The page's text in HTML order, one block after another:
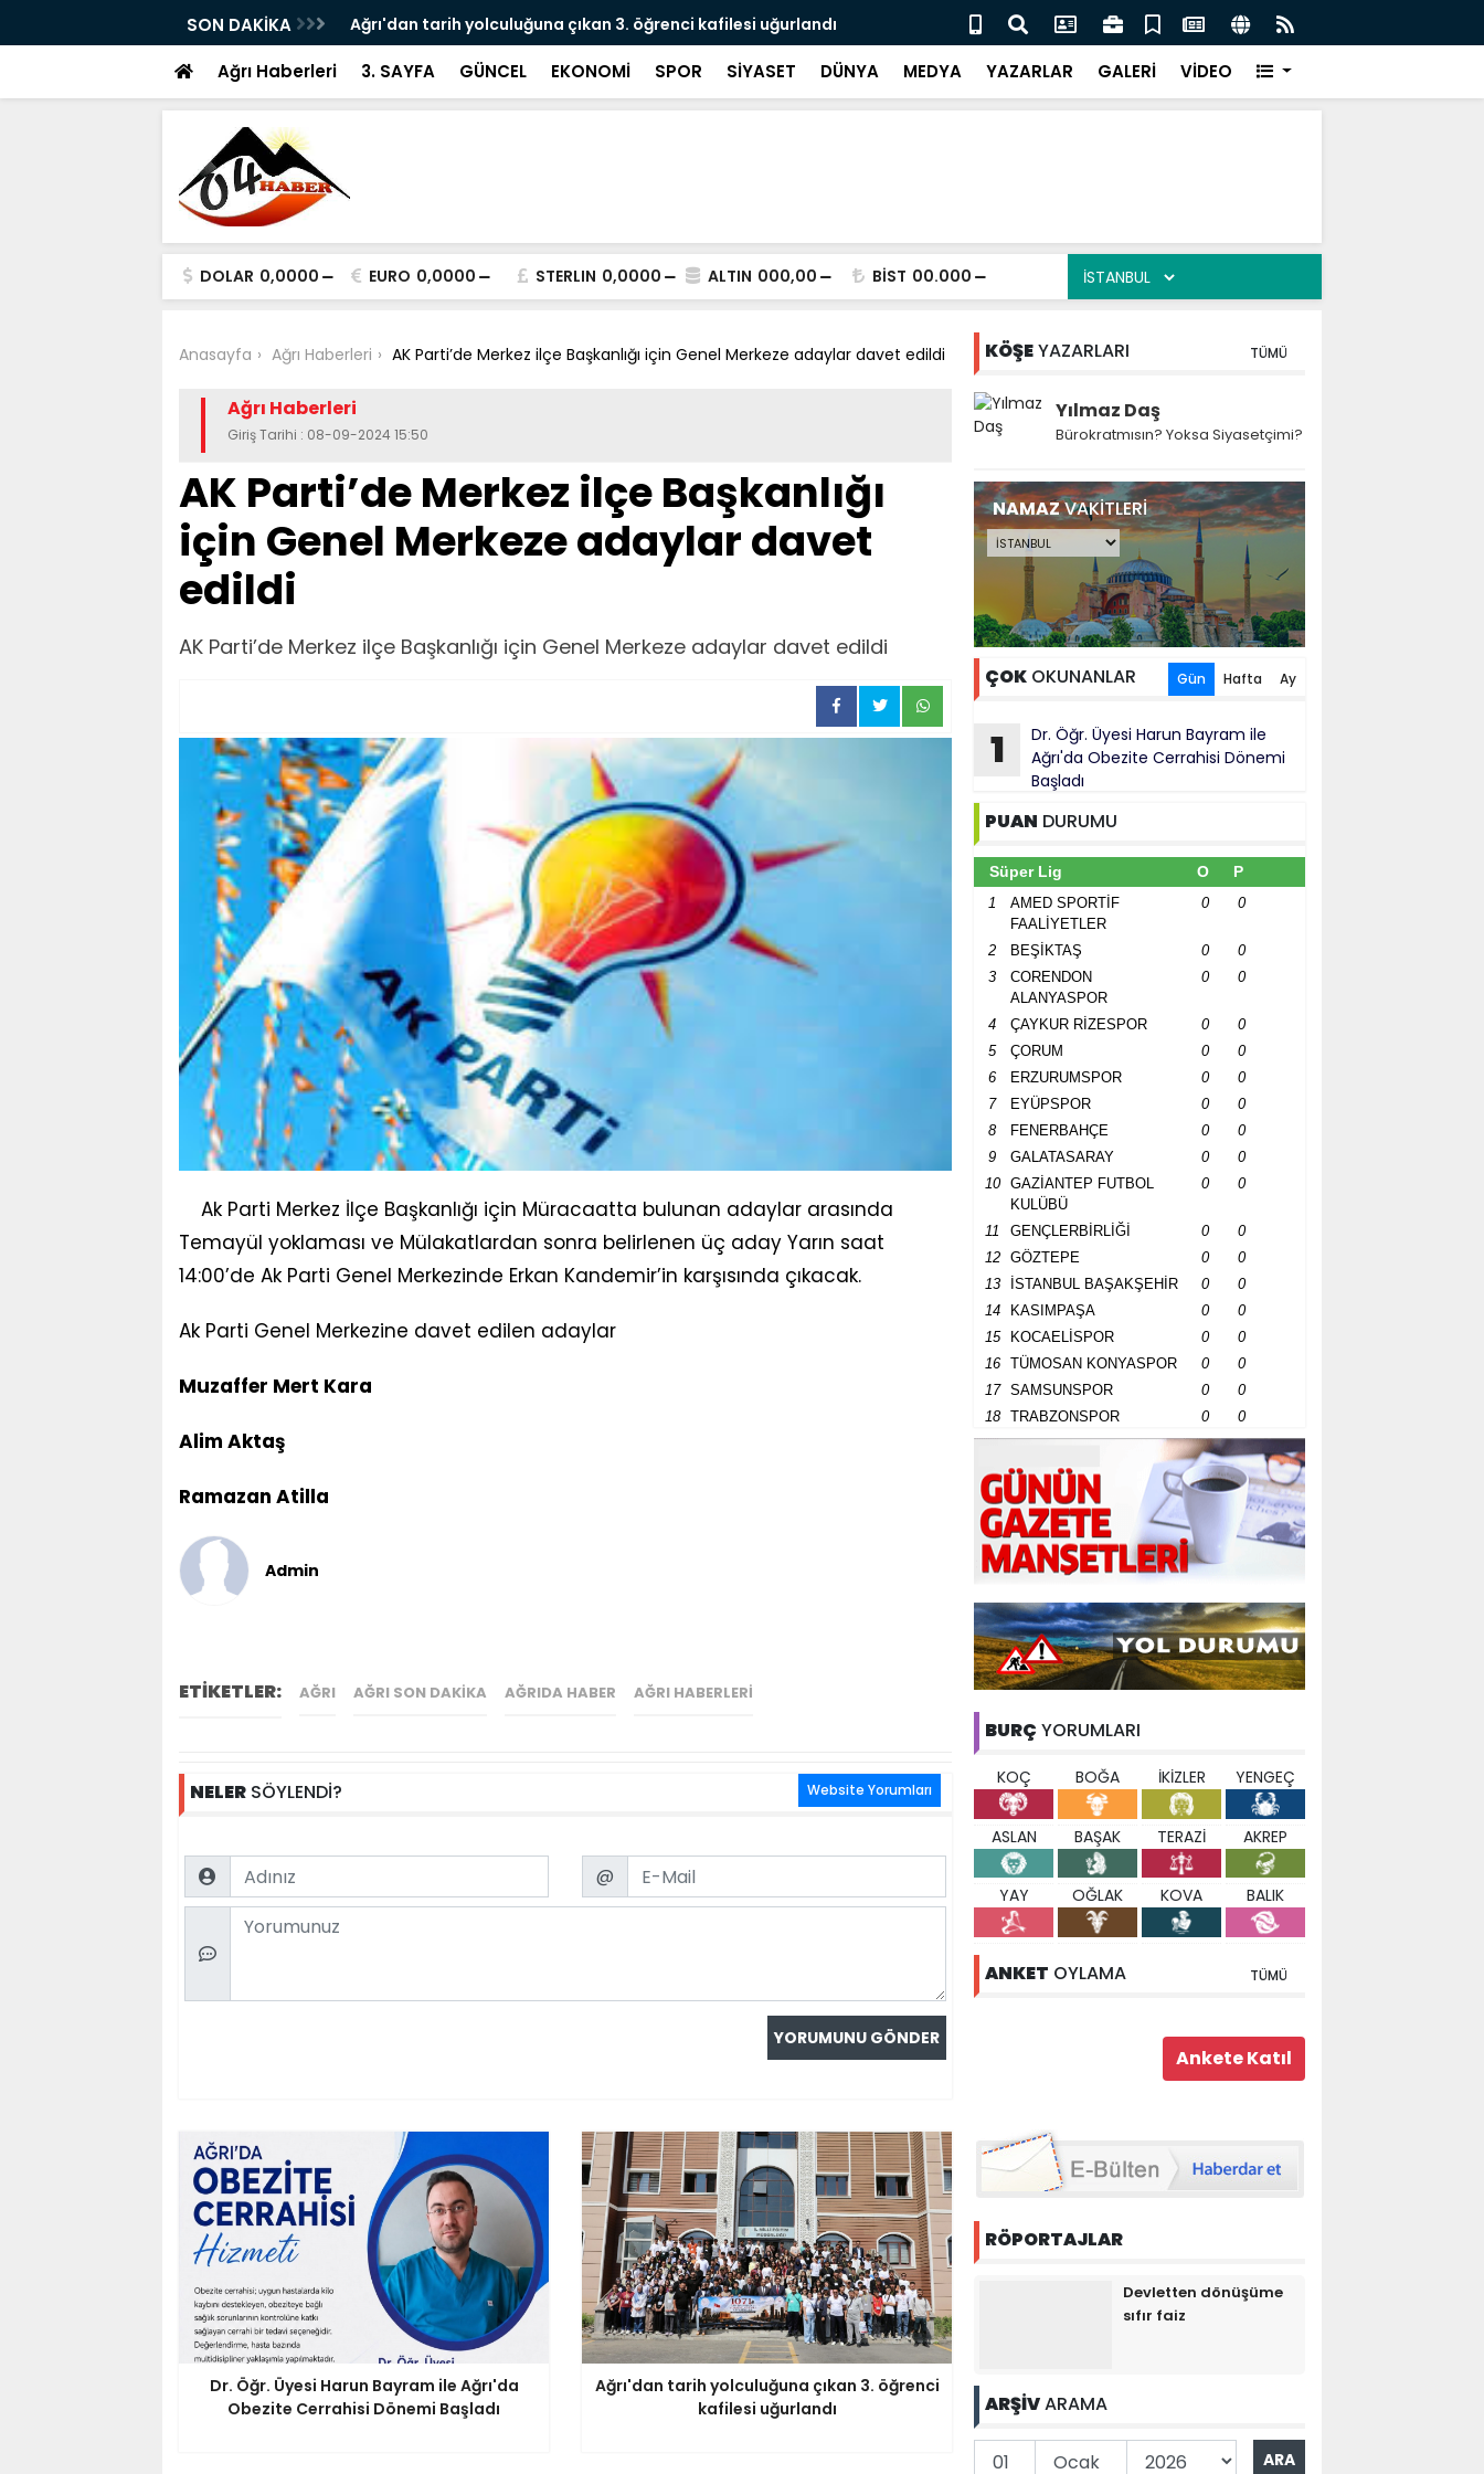
SON DAKİKA
ile Ağrı'da Obezite Cerrahisi Dönemi Ağrı'dan tarih yolculuğuna çıkan 3. öğrenci kafilesi uğurlandı
Doğubayazıt Kekiği İçin Tarihi Adım: Coğrafi İşaret ve Markalaşma
Süreci Başladı
Ağrı Haberleri 3. SAYFA GÜNCEL EKONOMİ SPOR SİYASET DÜNYA MEDYA YAZARLAR GALERİ VİDEO
DOLAR 0,0000 EURO 0,0000 STERLIN 0,0000 ALTIN 000,00 BİST 00.000
Anasayfa Ağrı Haberleri AK Parti’de Merkez ilçe Başkanlığı için Genel Merkeze adaylar davet edildi
Ağrı Haberleri
Giriş Tarihi : 08-09-2024 15:50
AK Parti’de Merkez ilçe Başkanlığı
için Genel Merkeze adaylar davet
edildi
AK Parti’de Merkez ilçe Başkanlığı için Genel Merkeze adaylar davet edildi
Ak Parti Merkez İlçe Başkanlığı için Müracaatta bulunan adaylar arasında
Temayül yoklaması ve Mülakatlardan sonra belirlenen üç aday Yarın saat
14:00’de Ak Parti Genel Merkezinde Erkan Kandemir’in karşısında çıkacak.
Ak Parti Genel Merkezine davet edilen adaylar
Muzaffer Mert Kara
Alim Aktaş
Ramazan Atilla
Admin
ETİKETLER: AĞRI AĞRI SON DAKIKA AĞRIDA HABER AĞRI HABERLERI
NELER SÖYLENDİ? Website Yorumları
Name Email
@
Comment
Dr. Öğr. Üyesi Harun Bayram ile Ağrı'da
Obezite Cerrahisi Dönemi Başladı
Ağrı'dan tarih yolculuğuna çıkan 3. öğrenci
kafilesi uğurlandı
KÖŞEYAZARLARI TÜMÜ
Yılmaz Daş
Bürokratmısın? Yoksa Siyasetçimi?
NAMAZVAKİTLERİ
ÇOK OKUNANLAR Gün Hafta Ay
1
Dr. Öğr. Üyesi Harun Bayram ile
Ağrı'da Obezite Cerrahisi Dönemi
Başladı
PUAN DURUMU
Süper Lig O P
1
AMED SPORTİF
FAALİYETLER
0 0
2 BEŞİKTAŞ 0
0
3
CORENDON
ALANYASPOR
0 0
4 ÇAYKUR RİZESPOR 0
0
5
ÇORUM 0
0
6
ERZURUMSPOR 0
0
7
EYÜPSPOR 0
0
8
FENERBAHÇE 0
0
9
GALATASARAY 0
0
10
GAZİANTEP FUTBOL
KULÜBÜ
0 0
11 GENÇLERBİRLİĞİ 0
0
12
GÖZTEPE 0
0
13
İSTANBUL BAŞAKŞEHİR 0
0
14
KASIMPAŞA 0
0
15
KOCAELİSPOR 0
0
16
TÜMOSAN KONYASPOR 0
0
17
SAMSUNSPOR 0
0
18
TRABZONSPOR 0 0
BURÇ YORUMLARI
KOÇ BOĞA İKİZLER YENGEÇ
ASLAN BAŞAK TERAZİ AKREP
YAY OĞLAK KOVA BALIK
ANKET OYLAMA TÜMÜ
RÖPORTAJLAR
Devletten dönüşüme
sıfır faiz
ARŞİVARAMA